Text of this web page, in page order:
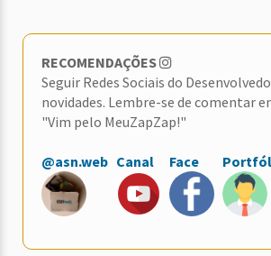
RECOMENDAÇÕES
Seguir Redes Sociais do
novidades. Lembre-se de comentar
"Vim pelo MeuZapZap!"
@asn.web Canal Face